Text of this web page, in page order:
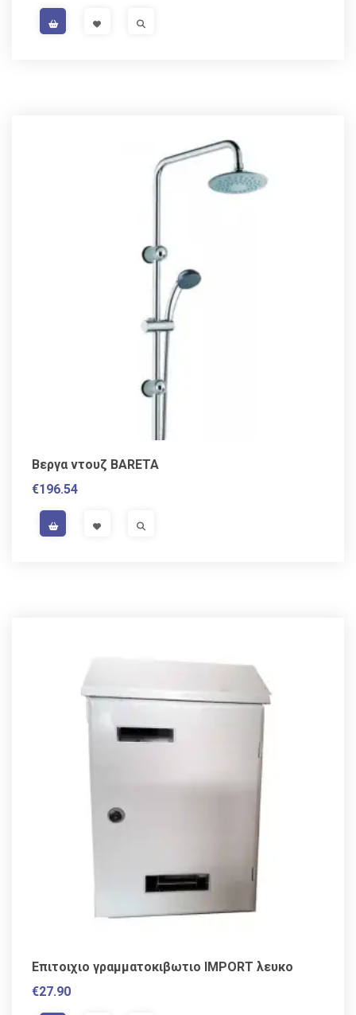
VISIT LINKVISIT LINK
Βεργα ντουζ BARETA
€196.54
VISIT LINKVISIT LINK
Επιτοιχιο γραμματοκιβωτιο IMPORT λευκο
€27.90